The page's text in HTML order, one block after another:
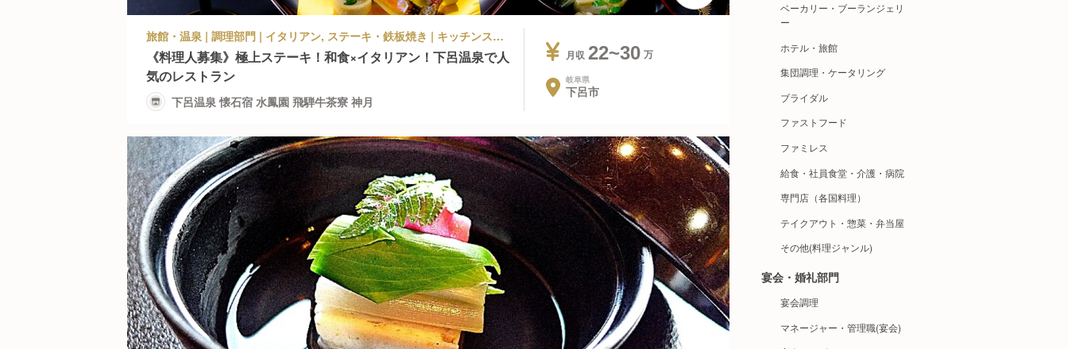
旅館・温泉 | 調理部門 | イタリアン, ステーキ・鉄板焼き | キッチンスタッフ | 下呂温泉 懐石宿 水鳳園 飛騨牛茶寮 神月
《料理人募集》極上ステーキ！和食×イタリアン！下呂温泉で人
気のレストラン
下呂温泉 懐石宿 水鳳園 飛騨牛茶寮 神月
月収 22~30
岐阜県
下呂市
ベーカリー・ブーランジェリ
ー
ホテル・旅館
集団調理・ケータリング
ブライダル
ファストフード
ファミレス
給食・社員食堂・介護・病院
専門店（各国料理）
テイクアウト・惣菜・弁当屋
その他(料理ジャンル)
宴会・婚礼部門
宴会調理
マネージャー・管理職(宴会)